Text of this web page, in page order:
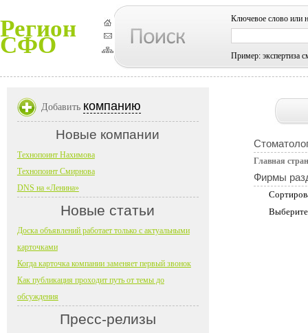
Регион
СФО
Ключевое слово или
Пример: экспертиза
Главная
Фирмы
Добавить компанию
Новые компании
Технопоинт Нахимова
Технопоинт Смирнова
DNS на «Ленина»
Новые статьи
Доска объявлений работает только с актуальными
карточками
Когда карточка компании заменяет первый звонок
Как публикация проходит путь от темы до
обсуждения
Пресс-релизы